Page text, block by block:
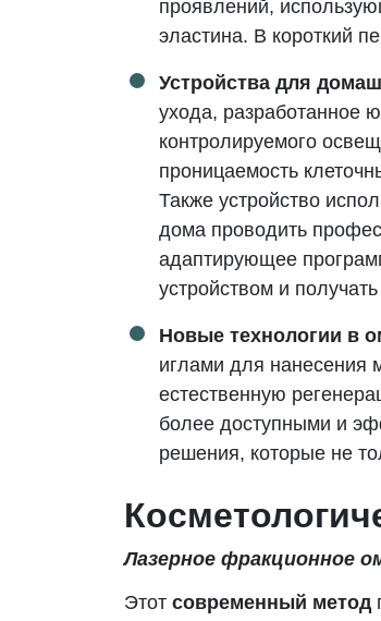
проявлений,
эластина. В короткий
Устройства для
ухода, разработанное
контролируемого
проницаемость
Также устройство
дома проводить
адаптирующее
устройством и
Новые технологии в
иглами для нанесения
естественную
более доступными и
решения, которые не
Лазерное фракционное
Этот современный метод